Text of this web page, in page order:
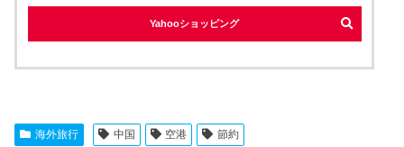
Yahooショッピング
海外旅行 中国 空港 節約